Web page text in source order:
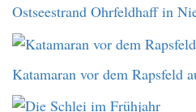
Ostseestrand Ohrfeldhaff in
Katamaran vor dem Rapsfeld